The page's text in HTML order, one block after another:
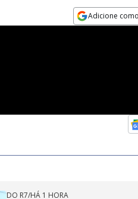
Adicione
DO R7/HÁ 1 HORA